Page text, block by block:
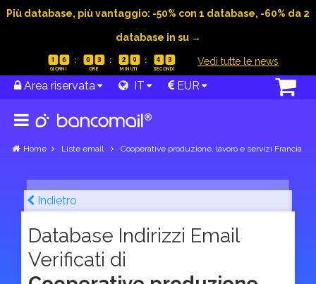
Più database, più vantaggio: -50% con 1 database, -60% da 2
database in su →
1 6 0 3 2 9 4 2 Vedi tutte le news
Area riservata IT EUR
Home Liste email Cooperative produzione, lavoro e servizi Francia
Indietro
Database Indirizzi Email
Verificati di